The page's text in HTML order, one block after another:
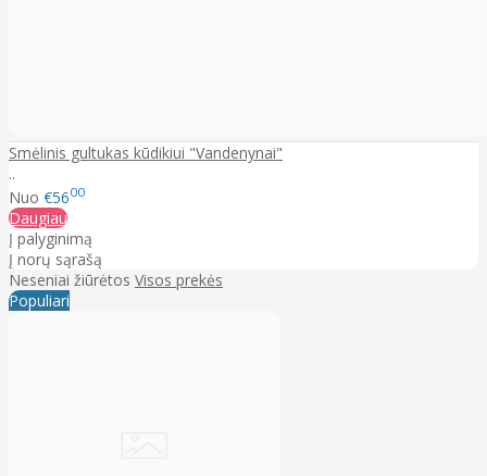
Smėlinis gultukas kūdikiui "Vandenynai"
..
Nuo €5600
Daugiau
Į palyginimą
Į norų sąrašą
Neseniai žiūrėtos Visos prekės
Populiari